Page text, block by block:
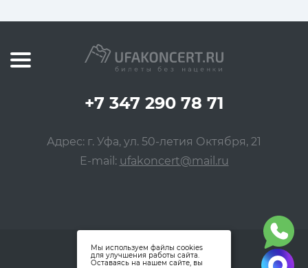
+7 347 290 78 71
Адрес: г. Уфа, ул. 50-летия Октября, 21
E-mail: ufakoncert@mail.ru
Мы используем файлы cookies
для улучшения работы сайта.
Оставаясь на нашем сайте, вы